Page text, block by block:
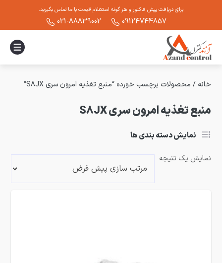
برای دریافت پیش فاکتور و هر گونه استعلام قیمت با ما تماس بگیرید.
09124744857
021-88839002
خانه / محصولات برچسب خورده “منبع تغذیه امرون سری S8JX”
منبع تغذیه امرون سری S8JX
نمایش دسته بندی ها
نمایش یک نتیجه